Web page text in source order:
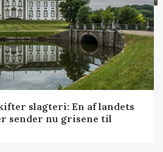
slagteri: En af landets
sender nu grisene til